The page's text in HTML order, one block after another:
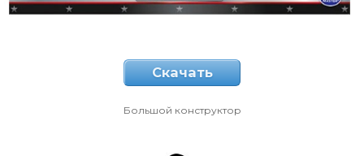
Скачать
Большой конструктор